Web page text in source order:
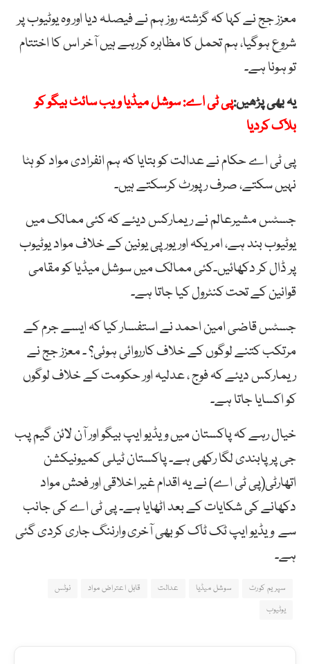
معزز جج نے کہا کہ گزشتہ روز ہم نے فیصلہ دیا اور وہ یوٹیوب پر
شروع ہوگیا، ہم تحمل کا مظاہرہ کررہے ہیں آخر اس کا اختتام
تو ہونا ہے۔
یہ بھی پڑھیں:پی ٹی اے: سوشل میڈیا ویب سائٹ بیگو کو
بلاک کردیا
پی ٹی اے حکام نے عدالت کو بتایا کہ ہم انفرادی مواد کو ہٹا
نہیں سکتے، صرف رپورٹ کرسکتے ہیں۔
جسٹس مشیرعالم نے ریمارکس دیئے کہ کئی ممالک میں
یوٹیوب بند ہے، امریکہ اور یورپی یونین کے خلاف مواد یوٹیوب
پر ڈال کر دکھائیں۔کئی ممالک میں سوشل میڈیا کو مقامی
قوانین کے تحت کنٹرول کیا جاتا ہے۔
جسٹس قاضی امین احمد نے استفسار کیا کہ ایسے جرم کے
مرتکب کتنے لوگوں کے خلاف کارروائی ہوئی؟ ۔ معزز جج نے
ریمارکس دیئے کہ فوج ، عدلیہ اور حکومت کے خلاف لوگوں
کو اکسایا جاتا ہے۔
خیال رہے کہ پاکستان میں ویڈیو ایپ بیگو اور آن لائن گیم پب
جی پر پابندی لگا رکھی ہے۔ پاکستان ٹیلی کمیونیکشن
اتھارٹی(پی ٹی اے) نے یہ اقدام غیر اخلاقی اور فحش مواد
دکھانے کی شکایات کے بعد اٹھایا ہے۔ پی ٹی اے کی جانب
سے ویڈیو ایپ ٹک ٹاک کو بھی آخری وارننگ جاری کردی گئی
ہے۔
سپریم کورٹ سوشل میڈیا عدالت قابل اعتراض مواد
نوٹس
یوٹیوب